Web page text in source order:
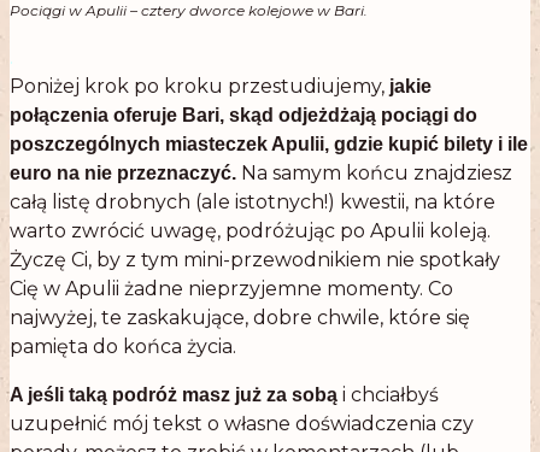
Pociągi w Apulii – cztery dworce kolejowe w Bari.
.
Poniżej krok po kroku przestudiujemy, jakie
połączenia oferuje Bari, skąd odjeżdżają pociągi do
poszczególnych miasteczek Apulii, gdzie kupić bilety i ile
euro na nie przeznaczyć. Na samym końcu znajdziesz
całą listę drobnych (ale istotnych!) kwestii, na które
warto zwrócić uwagę, podróżując po Apulii koleją.
Życzę Ci, by z tym mini-przewodnikiem nie spotkały
Cię w Apulii żadne nieprzyjemne momenty. Co
najwyżej, te zaskakujące, dobre chwile, które się
pamięta do końca życia.
A jeśli taką podróż masz już za sobą i chciałbyś
uzupełnić mój tekst o własne doświadczenia czy